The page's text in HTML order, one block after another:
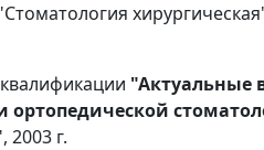
"Актуальные
ортопедической
2003 г.